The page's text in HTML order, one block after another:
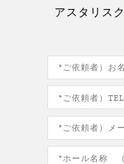
アスタリス